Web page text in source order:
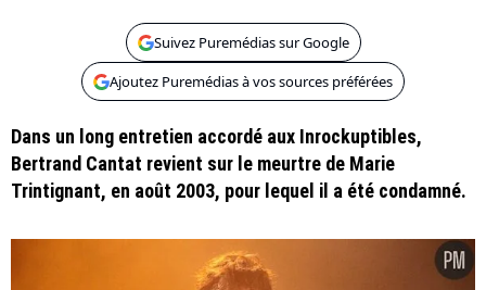
Suivez Puremédias sur Google
Ajoutez Puremédias à vos sources préférées
Dans un long entretien accordé aux Inrockuptibles,
Bertrand Cantat revient sur le meurtre de Marie
Trintignant, en août 2003, pour lequel il a été condamné.